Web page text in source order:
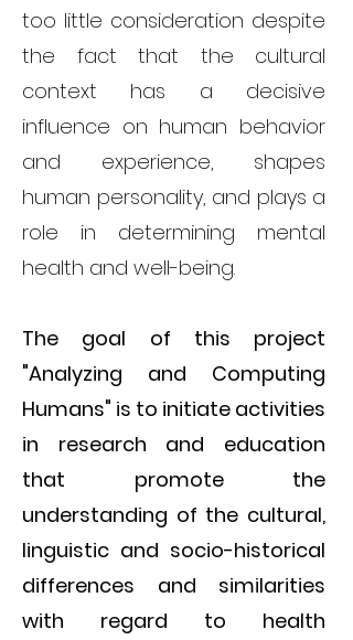
too little consideration despite
the fact that the cultural
context has a decisive
influence on human behavior
and experience, shapes
human personality, and plays a
role in determining mental
health and well-being.
The goal of this project
"Analyzing and Computing
Humans" is to initiate activities
in research and education
that promote the
understanding of the cultural,
linguistic and socio-historical
differences and similarities
with regard to health